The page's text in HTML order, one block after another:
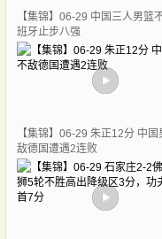
【集锦】06-29 中国三人男篮
班牙止步八强
【集锦】06-29 朱正12分 中国
敌德国遭遇2连败